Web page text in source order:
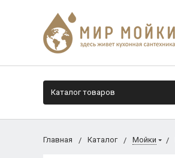
Каталог товаров
Главная Каталог Мойки